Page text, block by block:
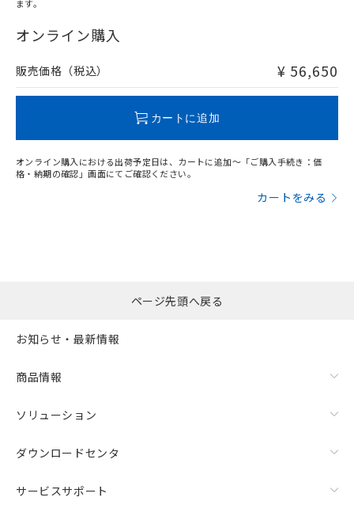
在庫等で未対応品が混在する可能性があります。
問い合わせください。
ます。
オンライン購入
販売価格（税込） ¥ 56,650
カートに追加
オンライン購入における出荷予定日は、カートに追加～「ご購入手続き：価
格・納期の確認」画面にてご確認ください。
カートをみる
ページ先頭へ戻る
お知らせ・最新情報
商品情報
ソリューション
ダウンロードセンタ
サービスサポート